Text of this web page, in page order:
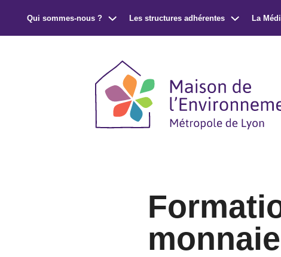
Qui sommes-nous ? Les structures adhérentes La